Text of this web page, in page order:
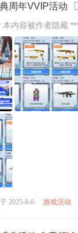
周年VVIP活动
本内容被作者隐藏
2025-8-6 游戏活动